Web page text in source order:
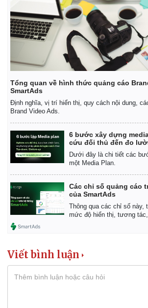
Tổng quan về hình thức quảng cáo
SmartAds
Định nghĩa, vị trí hiển thị, quy cách nội dung,
Brand Video Ads.
6 bước xây dựng
cứu đối thủ đến đo
Dưới đây là chi tiết các
một Media Plan.
Các chỉ số quảng cáo
của SmartAds
Thông qua các chỉ số này,
mức độ hiển thị, tương tác,
Viết bình luận